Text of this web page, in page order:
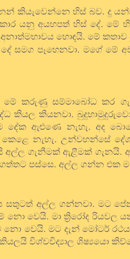
කියැවෙන්නෙ හිස් බව. දු
යනු අයහපත් හිස් දේ.
අනාත්මභාවය හොඳයි. මේ
සමග පෑහෙනවා. මගේ මේ
මේ කරුණු සම්මාබෝධ කර
කියල කියනවා.
දේක ඇළුණෙ නැහැ. අද
නැහැ. උන්වහන්සේ
අල්ල ගැනීමක් ඇළීමක්
පස්සෙ. අල්ල ගන්න එක ම
සතුටත් අල්ල ගන්නවා. මට
වෙයි. මා ත්‍රිරෝද රියවල
වෙයි. මට දැන් මෝටර්
විශ්වවිද්‍යාල ශිෂ්‍යයො